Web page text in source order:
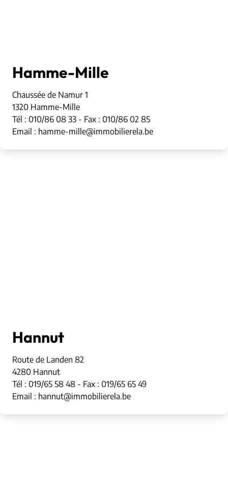
Hamme-Mille
Chaussée de Namur 1
1320 Hamme-Mille
Tél : 010/86 08 33 - Fax : 010/86 02 85
Email : hamme-mille@immobilierela.be
Hannut
Route de Landen 82
4280 Hannut
Tél : 019/65 58 48 - Fax : 019/65 65 49
Email : hannut@immobilierela.be